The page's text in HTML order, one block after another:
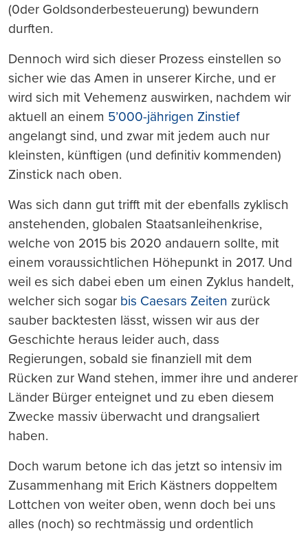
(0der Goldsonderbesteuerung) bewundern
durften.
Dennoch wird sich dieser Prozess einstellen so
sicher wie das Amen in unserer Kirche, und er
wird sich mit Vehemenz auswirken, nachdem wir
aktuell an einem 5’000-jährigen Zinstief
angelangt sind, und zwar mit jedem auch nur
kleinsten, künftigen (und definitiv kommenden)
Zinstick nach oben.
Was sich dann gut trifft mit der ebenfalls zyklisch
anstehenden, globalen Staatsanleihenkrise,
welche von 2015 bis 2020 andauern sollte, mit
einem voraussichtlichen Höhepunkt in 2017. Und
weil es sich dabei eben um einen Zyklus handelt,
welcher sich sogar bis Caesars Zeiten zurück
sauber backtesten lässt, wissen wir aus der
Geschichte heraus leider auch, dass
Regierungen, sobald sie finanziell mit dem
Rücken zur Wand stehen, immer ihre und anderer
Länder Bürger enteignet und zu eben diesem
Zwecke massiv überwacht und drangsaliert
haben.
Doch warum betone ich das jetzt so intensiv im
Zusammenhang mit Erich Kästners doppeltem
Lottchen von weiter oben, wenn doch bei uns
alles (noch) so rechtmässig und ordentlich